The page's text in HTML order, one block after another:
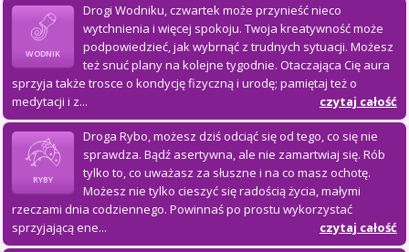
WODNIK
Drogi Wodniku, czwartek może przynieść nieco
wytchnienia i więcej spokoju. Twoja kreatywność może
podpowiedzieć, jak wybrnąć z trudnych sytuacji. Możesz
też snuć plany na kolejne tygodnie. Otaczająca Cię aura
sprzyja także trosce o kondycję fizyczną i urodę; pamiętaj też o
medytacji i z...
czytaj całość
RYBY
Droga Rybo, możesz dziś odciąć się od tego, co się nie
sprawdza. Bądź asertywna, ale nie zamartwiaj się. Rób
tylko to, co uważasz za słuszne i na co masz ochotę.
Możesz nie tylko cieszyć się radością życia, małymi
rzeczami dnia codziennego. Powinnaś po prostu wykorzystać
sprzyjającą ene...
czytaj całość